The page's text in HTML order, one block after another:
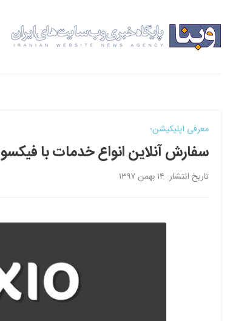
معرفی اپلیکیشن؛
سفارش آنلاین انواع خدمات با فیکسو
تاریخ انتشار: ۱۴ بهمن ۱۳۹۷